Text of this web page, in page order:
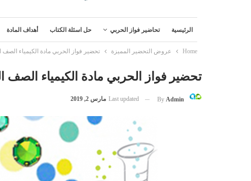
الرئيسية تحاضير فواز الحربي حل اسئلة الكتاب أهداف المادة
Home عروض التحضير المميزة تحضير فواز الحربي مادة الكيمياء الصف
تحضير فواز الحربي مادة الكيمياء الصف
By Admin
Last updated مارس 2, 2019